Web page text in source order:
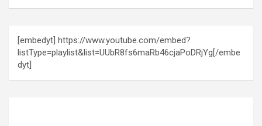
[embedyt] https://www.youtube.com/embed?
listType=playlist&list=UUbR8fs6maRb46cjaPoDRjYg[/embe
dyt]